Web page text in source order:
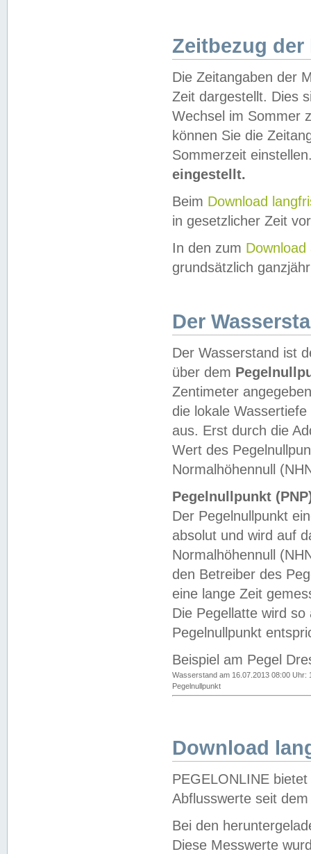
Zeitbezug der
Die Zeitangaben der
Zeit dargestellt. Dies
Wechsel im Sommer
können Sie die
Sommerzeit
eingestellt.
Beim Download
in gesetzlicher Zeit
In den zum Download
grundsätzlich
Der
Der Wasserstand ist
über dem
Zentimeter
die lokale
aus. Erst durch die
Wert des
Normalhöhennull
Pegelnullpunkt
Der Pegelnullpunkt
absolut und wird auf
Normalhöhennull
den Betreiber des
eine lange Zeit
Die Pegellatte wird
Pegelnullpunkt
Beispiel am Pegel
Wasserstand am 16.07.2013 08:00 Uhr:
Pegelnullpunkt
Download
PEGELONLINE
Abflusswerte seit
Bei den
Diese Messwerte